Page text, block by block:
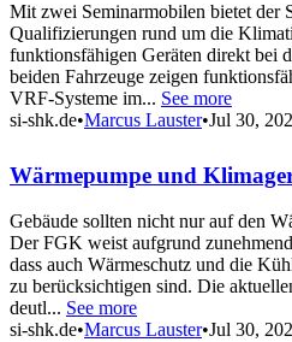
Mit zwei Seminarmobilen bietet der
Qualifizierungen rund um die
funktionsfähigen Geräten direkt bei
beiden Fahrzeuge zeigen
VRF-Systeme im... See more
si-shk.de•Marcus Lauster•Jul 30,
Wärmepumpe und
Gebäude sollten nicht nur auf den
Der FGK weist aufgrund
dass auch Wärmeschutz und die
zu berücksichtigen sind. Die
deutl... See more
si-shk.de•Marcus Lauster•Jul 30,